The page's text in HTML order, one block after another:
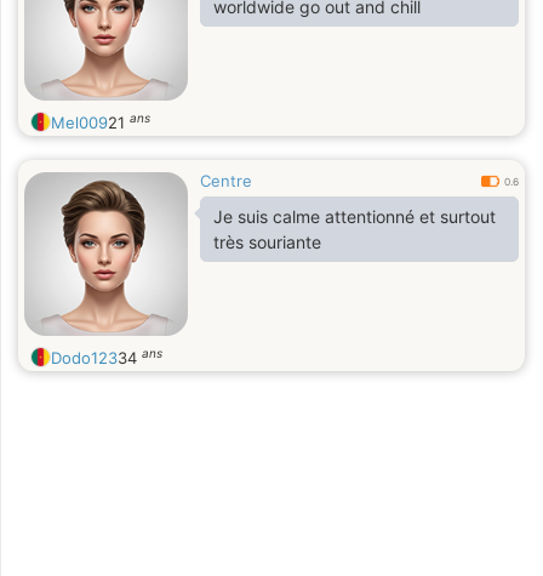
worldwide go out and chill
Mel00921 ans
Centre 0.6
Je suis calme attentionné et surtout
très souriante
Dodo12334 ans